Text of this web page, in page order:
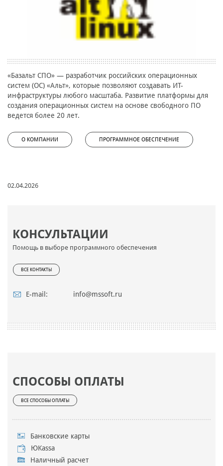
КОНСУЛЬТАЦИИ
Помощь в выборе программного обеспечения
ВСЕ КОНТАКТЫ
E-mail: info@mssoft.ru
СПОСОБЫ ОПЛАТЫ
ВСЕ СПОСОБЫ ОПЛАТЫ
Банковские карты
ЮKassa
Наличный расчет
«Базальт СПО» — разработчик российских операционных
систем (ОС) «Альт», которые позволяют создавать ИТ-
инфраструктуры любого масштаба. Развитие платформы для
создания операционных систем на основе свободного ПО
ведется более 20 лет.
О КОМПАНИИ ПРОГРАММНОЕ ОБЕСПЕЧЕНИЕ
02.04.2026